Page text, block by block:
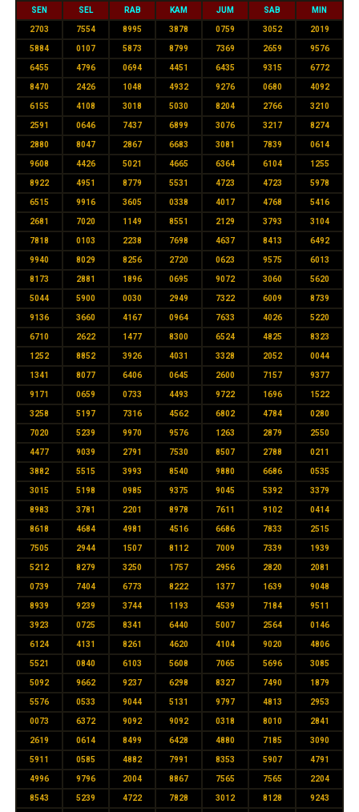
SEN SEL RAB KAM JUM SAB MIN
2703 7554 8995 3878 0759 3052 2019
5884 0107 5873 8799 7369 2659 9576
6455 4796 0694 4451 6435 9315 6772
8470 2426 1048 4932 9276 0680 4092
6155 4108 3018 5030 8204 2766 3210
2591 0646 7437 6899 3076 3217 8274
2880 8047 2867 6683 3081 7839 0614
9608 4426 5021 4665 6364 6104 1255
8922 4951 8779 5531 4723 4723 5978
6515 9916 3605 0338 4017 4768 5416
2681 7020 1149 8551 2129 3793 3104
7818 0103 2238 7698 4637 8413 6492
9940 8029 8256 2720 0623 9575 6013
8173 2881 1896 0695 9072 3060 5620
5044 5900 0030 2949 7322 6009 8739
9136 3660 4167 0964 7633 4026 5220
6710 2622 1477 8300 6524 4825 8323
1252 8852 3926 4031 3328 2052 0044
1341 8077 6406 0645 2600 7157 9377
9171 0659 0733 4493 9722 1696 1522
3258 5197 7316 4562 6802 4784 0280
7020 5239 9970 9576 1263 2879 2550
4477 9039 2791 7530 8507 2788 0211
3882 5515 3993 8540 9880 6686 0535
3015 5198 0985 9375 9045 5392 3379
8983 3781 2201 8978 7611 9102 0414
8618 4684 4981 4516 6686 7833 2515
7505 2944 1507 8112 7009 7339 1939
5212 8279 3250 1757 2956 2820 2081
0739 7404 6773 8222 1377 1639 9048
8939 9239 3744 1193 4539 7184 9511
3923 0725 8341 6440 5007 2564 0146
6124 4131 8261 4620 4104 9020 4806
5521 0840 6103 5608 7065 5696 3085
5092 9662 9237 6298 8327 7490 1879
5576 0533 9044 5131 9797 4813 2953
0073 6372 9092 9092 0318 8010 2841
2619 0614 8499 6428 4880 7185 3090
5911 0585 4882 7991 8353 5907 4791
4996 9796 2004 8867 7565 7565 2204
8543 5239 4722 7828 3012 8128 9243